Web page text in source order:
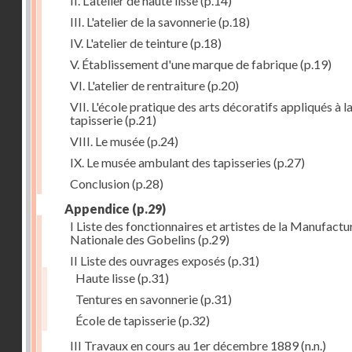
III. L'atelier de la savonnerie(p.18)
IV. L'atelier de teinture(p.18)
V. Établissement d'une marque de fabrique(p.19)
VI. L'atelier de rentraiture(p.20)
VII. L'école pratique des arts décoratifs appliqués à la
tapisserie(p.21)
VIII. Le musée(p.24)
IX. Le musée ambulant des tapisseries (p.27)
Conclusion(p.28)
Appendice (p.29)
I Liste des fonctionnaires et artistes de la
Nationale des Gobelins (p.29)
II Liste des ouvrages exposés (p.31)
Haute lisse(p.31)
Tentures en savonnerie(p.31)
École de tapisserie(p.32)
III Travaux en cours au 1er décembre 1889(n.n.)